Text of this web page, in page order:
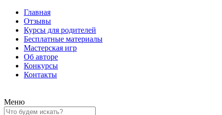
Главная
Отзывы
Курсы для родителей
Бесплатные материалы
Мастерская игр
Об авторе
Конкурсы
Контакты
Меню